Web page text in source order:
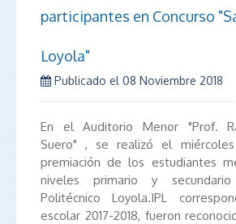
participantes en Concurso
Loyola"
Publicado el 08 Noviembre 2018
En el Auditorio Menor "Prof.
Suero" , se realizó el
premiación de los estudiantes
niveles primario y
Politécnico Loyola.IPL
escolar 2017-2018, fueron